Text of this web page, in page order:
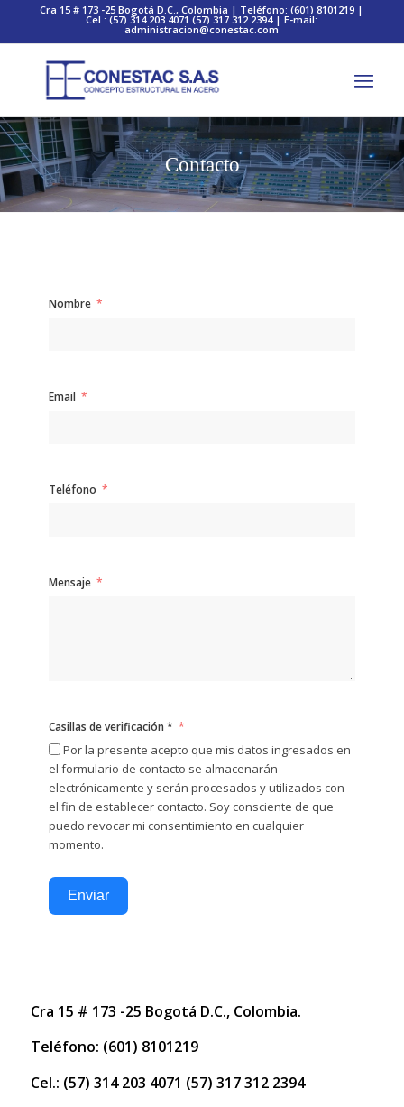
Cra 15 # 173 -25 Bogotá D.C., Colombia | Teléfono: (601) 8101219 |
Cel.: (57) 314 203 4071 (57) 317 312 2394 | E-mail:
administracion@conestac.com
Contacto
Nombre
Email
Teléfono
Mensaje
Casillas de verificación *
Por la presente acepto que mis datos ingresados ​​en
el formulario de contacto se almacenarán
electrónicamente y serán procesados ​​y utilizados con
el fin de establecer contacto. Soy consciente de que
puedo revocar mi consentimiento en cualquier
momento.
Enviar
Cra 15 # 173 -25 Bogotá D.C., Colombia.
Teléfono: (601) 8101219
Cel.: (57) 314 203 4071 (57) 317 312 2394